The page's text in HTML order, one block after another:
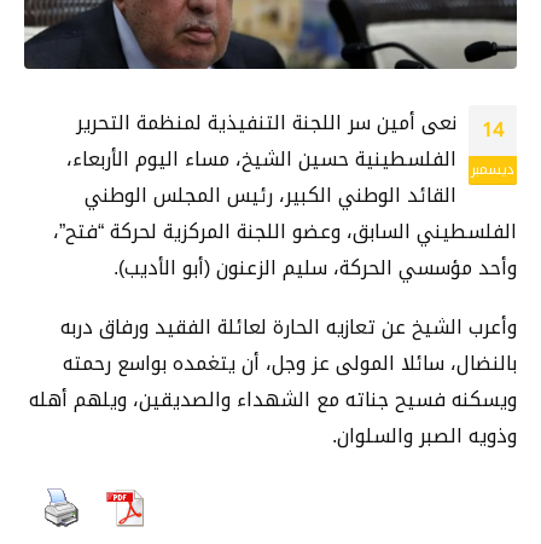
14
ديسمبر
نعى أمين سر اللجنة التنفيذية لمنظمة التحرير
الفلسطينية حسين الشيخ، مساء اليوم الأربعاء،
القائد الوطني الكبير، رئيس المجلس الوطني
الفلسطيني السابق، وعضو اللجنة المركزية لحركة “فتح”،
وأحد مؤسسي الحركة، سليم الزعنون (أبو الأديب).
وأعرب الشيخ عن تعازيه الحارة لعائلة الفقيد ورفاق دربه
بالنضال، سائلا المولى عز وجل، أن يتغمده بواسع رحمته
ويسكنه فسيح جناته مع الشهداء والصديقين، ويلهم أهله
وذويه الصبر والسلوان.